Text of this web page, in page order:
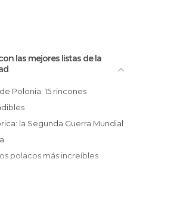
las mejores listas de la
polacos más increíbles